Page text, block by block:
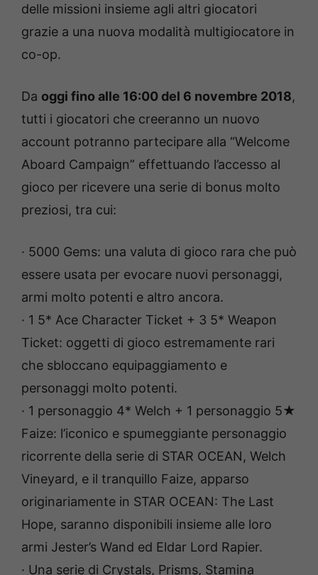
delle missioni insieme agli altri giocatori
grazie a una nuova modalità multigiocatore in
co-op.
Da oggi fino alle 16:00 del 6 novembre 2018,
tutti i giocatori che creeranno un nuovo
account potranno partecipare alla “Welcome
Aboard Campaign” effettuando l’accesso al
gioco per ricevere una serie di bonus molto
preziosi, tra cui:
· 5000 Gems: una valuta di gioco rara che può
essere usata per evocare nuovi personaggi,
armi molto potenti e altro ancora.
· 1 5* Ace Character Ticket + 3 5* Weapon
Ticket: oggetti di gioco estremamente rari
che sbloccano equipaggiamento e
personaggi molto potenti.
· 1 personaggio 4* Welch + 1 personaggio 5★
Faize: l’iconico e spumeggiante personaggio
ricorrente della serie di STAR OCEAN, Welch
Vineyard, e il tranquillo Faize, apparso
originariamente in STAR OCEAN: The Last
Hope, saranno disponibili insieme alle loro
armi Jester’s Wand ed Eldar Lord Rapier.
· Una serie di Crystals, Prisms, Stamina